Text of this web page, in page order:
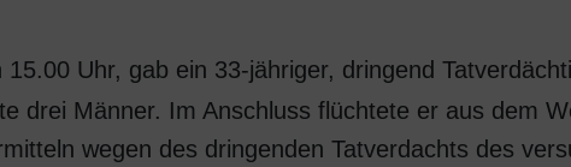
Uhr, gab ein 33-jähriger, dringend
drei Männer. Im Anschluss flüchtete er aus dem
wegen des dringenden Tatverdachts des